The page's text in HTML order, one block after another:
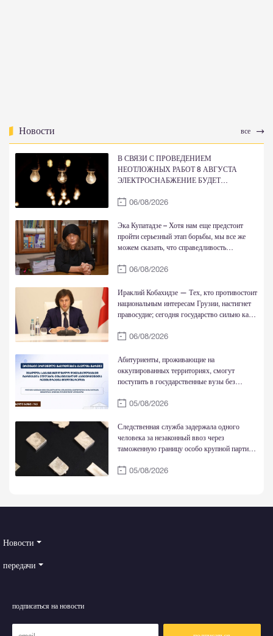
Новости все
В СВЯЗИ С ПРОВЕДЕНИЕМ
НЕОТЛОЖНЫХ РАБОТ 8 АВГУСТА
ЭЛЕКТРОСНАБЖЕНИЕ БУДЕТ
06/08/2026
Эка Купатадзе – Хотя нам еще предстоит
пройти серьезный этап борьбы, мы все же
можем сказать, что справедливость
06/08/2026
Ираклий Кобахидзе — Тех, кто противостоит
национальным интересам Грузии, настигнет
правосудие; сегодня государство сильно как
06/08/2026
Абитуриенты, проживающие на
оккупированных территориях, смогут
поступить в государственные вузы без
государства
05/08/2026
Следственная служба задержала одного
человека за незаконный ввоз через
таможенную границу особо крупной партии
05/08/2026
Новости
передачи
подписаться на новости